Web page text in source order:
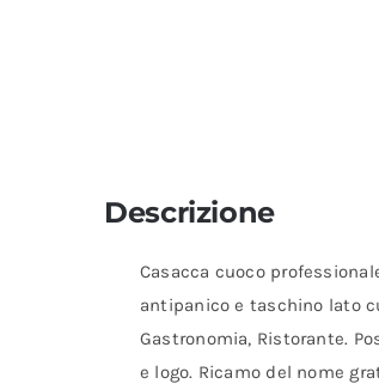
Descrizione
Casacca cuoco
antipanico e taschino lato
Gastronomia, Ristorante.
e logo. Ricamo del nome